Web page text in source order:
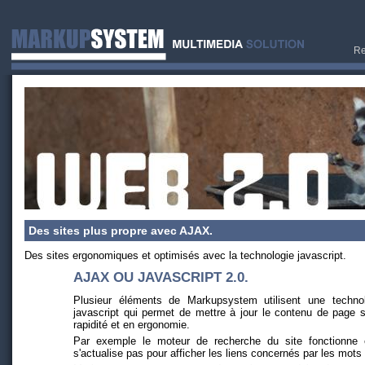
Des sites plus propre avec AJAX.
Des sites ergonomiques et optimisés avec la technologie javascript.
AJAX OU JAVASCRIPT 2.0.
Plusieur éléments de Markupsystem utilisent une
javascript qui permet de mettre à jour le contenu de page
rapidité et en ergonomie.
Par exemple le moteur de recherche du site
s'actualise pas pour afficher les liens concernés par les